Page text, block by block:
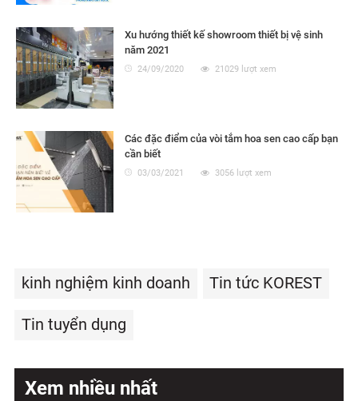
Xu hướng thiết kế showroom thiết bị vệ sinh
năm 2021
24/09/2020 21029 lượt xem
Các đặc điểm của vòi tắm hoa sen cao cấp bạn
cần biết
03/03/2021 3056 lượt xem
kinh nghiệm kinh doanh Tin tức KOREST
Tin tuyển dụng
Xem nhiều nhất